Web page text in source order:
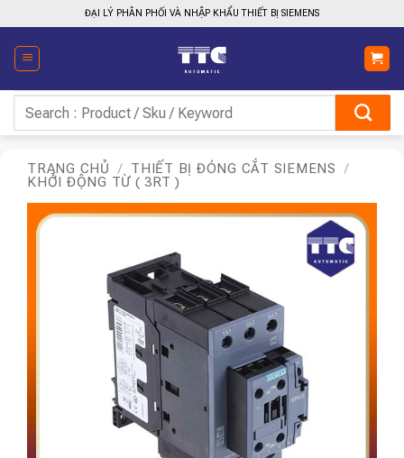
qua
nội
dung
ĐẠI LÝ PHÂN PHỐI VÀ NHẬP KHẨU THIẾT BỊ SIEMENS
kiếm:
TRANG CHỦ / THIẾT BỊ ĐÓNG CẮT SIEMENS
/
KHỞI ĐỘNG TỪ ( 3RT )